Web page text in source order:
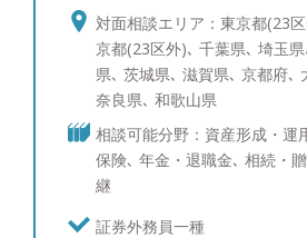
る生涯のコーチでありたいと考
運用や保全という仕事を通じ、お
積み重ねることが私の生きがいで
してＩＦＡは子供たちに胸を張っ
自負しています。 ●セミナー実績
個人のお客様向けに多数開催。
者、生命保険会社、保険代理店
ター、FPなど専門家向けに多数
績 年間200回以上 ●運用実績 年利
対面相談エリア：東京都(23
京都(23区外)､ 千葉県､ 埼玉
県､ 茨城県､ 滋賀県､ 京都府､
奈良県､ 和歌山県
相談可能分野：資産形成・運
保険､ 年金・退職金､ 相続・
継
証券外務員一種